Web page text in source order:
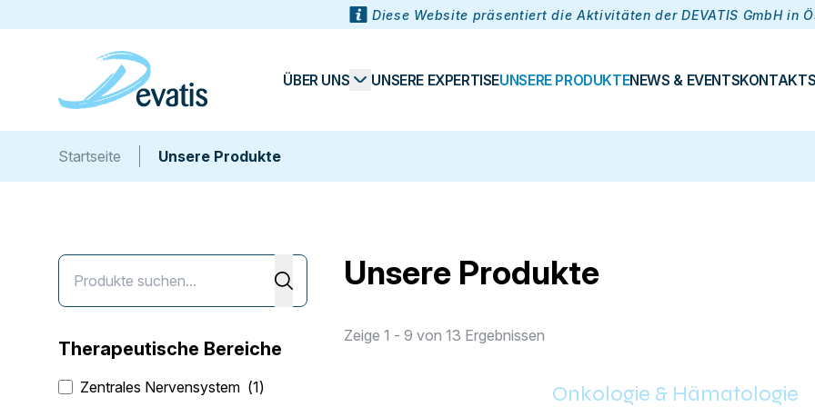
Diese Website präsentiert die Aktivitäten der DEVATIS GmbH in
ÜBER UNS UNSERE EXPERTISEUNSERE PRODUKTENEWS & EVENTSKONTAKT
Startseite Unsere Produkte
Therapeutische Bereiche
Zentrales Nervensystem (1)
Unsere Produkte
Zeige 1 - 9 von 13 Ergebnissen
Onkologie & Hämatologie